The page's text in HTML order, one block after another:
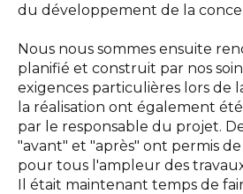
du développement de la
Nous nous sommes ensuite
planifié et construit par nos
exigences particulières lors de
la réalisation ont également
par le responsable du projet.
"avant" et "après" ont permis
pour tous l'ampleur des
Il était maintenant temps de